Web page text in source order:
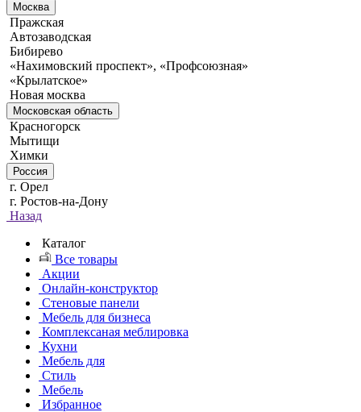
Москва
Пражская
Автозаводская
Бибирево
«Нахимовский проспект», «Профсоюзная»
«Крылатское»
Новая москва
Московская область
Красногорск
Мытищи
Химки
Россия
г. Орел
г. Ростов-на-Дону
Назад
Каталог
Все товары
Акции
Онлайн-конструктор
Стеновые панели
Мебель для бизнеса
Комплексаная меблировка
Кухни
Мебель для
Стиль
Мебель
Избранное